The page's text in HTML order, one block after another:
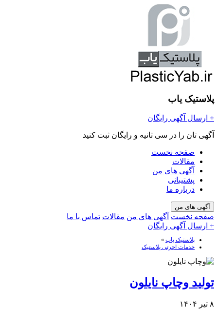
پلاستیک یاب
+ ارسال آگهی رایگان
آگهی تان را در سی ثانیه و رایگان ثبت کنید
صفحه نخست
مقالات
آگهی های من
پشتیبانی
درباره ما
آگهی های من
صفحه نخست آگهی های من مقالات تماس با ما
+ ارسال آگهی رایگان
پلاستیک یاب »
خدمات اجرتی پلاستیک
تولید وچاپ نایلون
۸ تیر ۱۴۰۴